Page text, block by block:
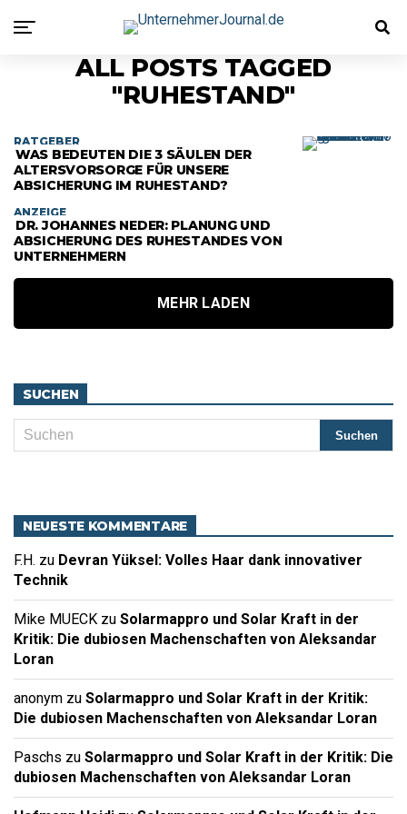
ALL POSTS TAGGED
"RUHESTAND"
RATGEBER
WAS BEDEUTEN DIE 3 SÄULEN DER
ALTERSVORSORGE FÜR UNSERE
ABSICHERUNG IM RUHESTAND?
ANZEIGE
DR. JOHANNES NEDER: PLANUNG UND
ABSICHERUNG DES RUHESTANDES VON
UNTERNEHMERN
MEHR LADEN
SUCHEN
NEUESTE KOMMENTARE
F.H. zu Devran Yüksel: Volles Haar dank innovativer
Technik
Mike MUECK zu Solarmappro und Solar Kraft in der
Kritik: Die dubiosen Machenschaften von Aleksandar
Loran
anonym zu Solarmappro und Solar Kraft in der Kritik:
Die dubiosen Machenschaften von Aleksandar Loran
Paschs zu Solarmappro und Solar Kraft in der Kritik: Die
dubiosen Machenschaften von Aleksandar Loran